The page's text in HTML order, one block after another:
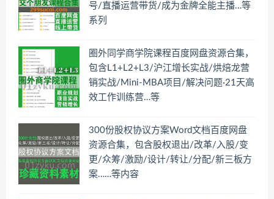
号/直播运营带货/成为金牌全能主播…等
系列
圈外同学商学院课程百度网盘资源合集，
包含L1+L2+L3/沪江增长实战/烘焙龙营
销实战/Mini-MBA项目/解决问题·21天高
效工作训练营…等
300份股权协议方案Word文档百度网盘
资源合集，包含股权退出/改革/入股/变
更/众筹/激励/设计/转让/分配/新三板方
案……等内容